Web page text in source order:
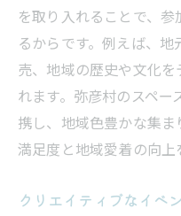
を取り入れることで、
るからです。例えば、
売、地域の歴史や文化
れます。弥彦村のスペ
携し、地域色豊かな集
満足度と地域愛着の向上
クリエイティブなイベ